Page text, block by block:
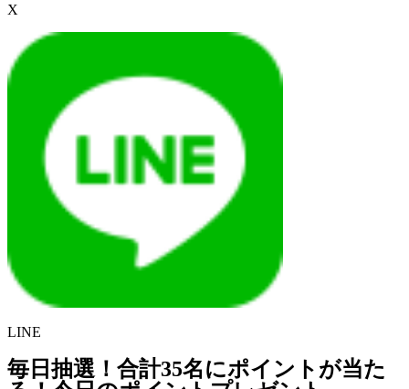
X
LINE
毎日抽選！合計35名にポイントが当た